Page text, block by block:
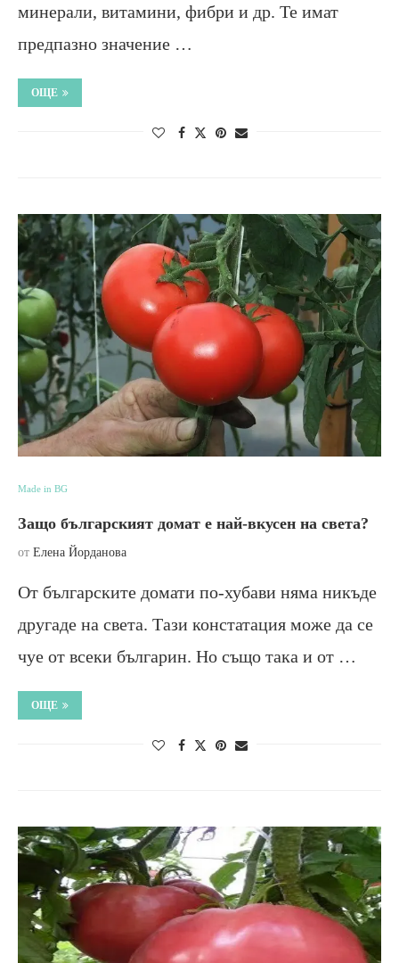
минерали, витамини, фибри и др. Те имат
предпазно значение …
ОЩЕ
Made in BG
Защо българският домат е най-вкусен на света?
от Елена Йорданова
От българските домати по-хубави няма никъде
другаде на света. Тази констатация може да се
чуе от всеки българин. Но също така и от …
ОЩЕ